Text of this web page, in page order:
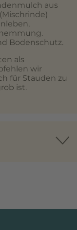
aus
Bodenschutz.
als
wir
für Stauden zu
ist.